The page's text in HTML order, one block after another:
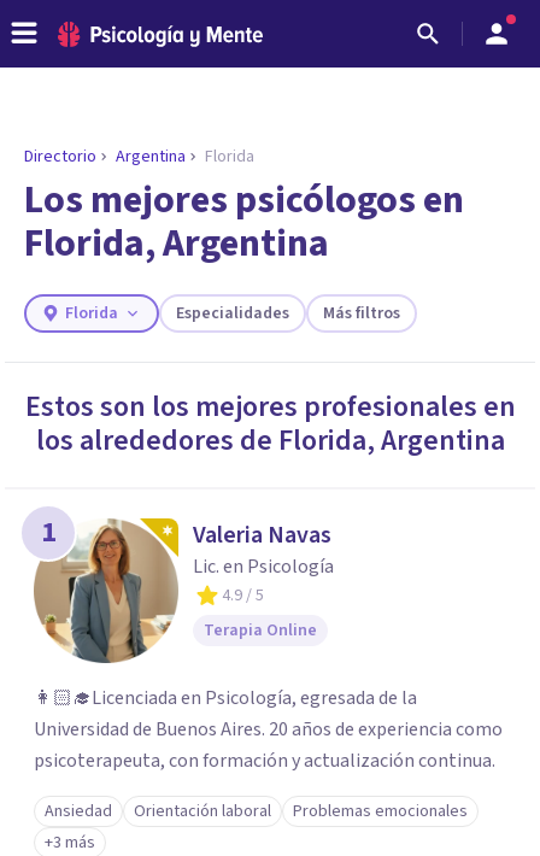
ENCONTRAR MI TERAPEUTA
¿Necesitas ayuda para encontrar el
Responde a unas breves preguntas y te ofreceremos
los profesionales que más se ajustan a tus
necesidades.
Responder cuestionario
Directorio Argentina Florida
Los mejores psicólogos en
Florida, Argentina
Florida Especialidades Más filtros
Estos son los mejores profesionales en
los alrededores de Florida,Argentina
1 Valeria Navas
Lic. en Psicología
4.9/ 5
Terapia Online
👩🏻‍🎓Licenciada en Psicología, egresada de la
Universidad de Buenos Aires. 20 años de experiencia como
psicoterapeuta, con formación y actualización continua.
Ansiedad Orientación laboral
Problemas emocionales
+3 más